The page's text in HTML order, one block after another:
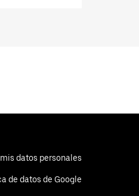
datos personales
de datos de Google